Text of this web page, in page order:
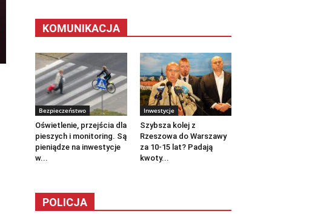
KOMUNIKACJA
Bezpieczeństwo
Oświetlenie, przejścia dla
pieszych i monitoring. Są
pieniądze na inwestycje
w...
Inwestycje
Szybsza kolej z
Rzeszowa do Warszawy
za 10-15 lat? Padają
kwoty...
POLICJA